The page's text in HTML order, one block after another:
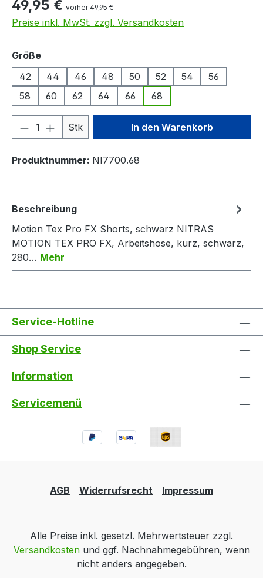
49,95 € vorher 49,95 €
Preise inkl. MwSt. zzgl. Versandkosten
Größeauswählen
42
44 46 48 50 52 54
56
58
60 62 64 66 68
Produkt Anzahl: Gib den
Stk In den Warenkorb
Produktnummer: NI7700.68
Beschreibung
Motion Tex Pro FX Shorts, schwarz NITRAS
MOTION TEX PRO FX, Arbeitshose, kurz, schwarz,
280… Mehr
Service-Hotline
Shop Service
Information
Servicemenü
AGB Widerrufsrecht Impressum
Alle Preise inkl. gesetzl. Mehrwertsteuer zzgl.
Versandkostenund ggf. Nachnahmegebühren, wenn
nicht anders angegeben.